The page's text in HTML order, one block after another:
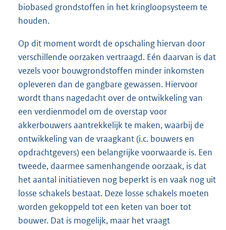
biobased grondstoffen in het kringloopsysteem te
houden.
Op dit moment wordt de opschaling hiervan door
verschillende oorzaken vertraagd. Eén daarvan is dat
vezels voor bouwgrondstoffen minder inkomsten
opleveren dan de gangbare gewassen. Hiervoor
wordt thans nagedacht over de ontwikkeling van
een verdienmodel om de overstap voor
akkerbouwers aantrekkelijk te maken, waarbij de
ontwikkeling van de vraagkant (i.c. bouwers en
opdrachtgevers) een belangrijke voorwaarde is. Een
tweede, daarmee samenhangende oorzaak, is dat
het aantal initiatieven nog beperkt is en vaak nog uit
losse schakels bestaat. Deze losse schakels moeten
worden gekoppeld tot een keten van boer tot
bouwer. Dat is mogelijk, maar het vraagt